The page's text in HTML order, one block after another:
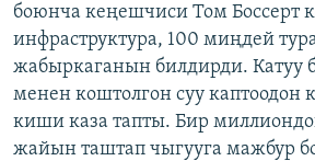
боюнча кеңешчиси Том Боссерт
инфраструктура, 100 миңдей
жабыркаганын билдирди. Катуу
менен коштолгон суу каптоодон
киши каза тапты. Бир
жайын таштап чыгууга мажбур